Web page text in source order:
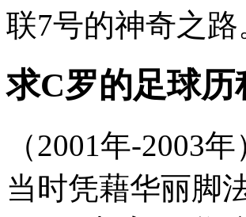
联7号的神奇之
求C罗的足球
（2001年-2003
当时凭藉华丽脚